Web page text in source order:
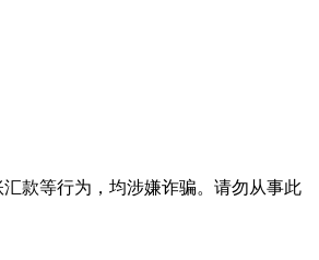
款等行为，均涉嫌诈骗。请勿从事此